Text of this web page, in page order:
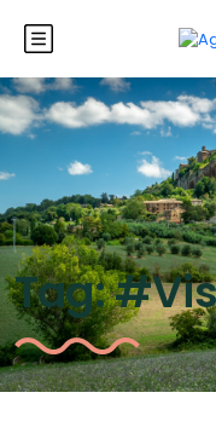
Tag: